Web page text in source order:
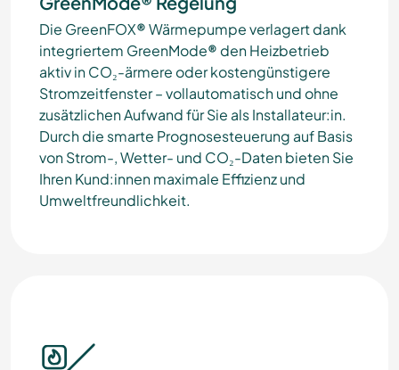
Die GreenFOX®Wärmepumpeverlagert dank
integriertem GreenMode® den Heizbetrieb
aktiv in CO₂-ärmere oder kostengünstigere
Stromzeitfenster – vollautomatisch und ohne
zusätzlichen Aufwand für Sie als Installateur:in.
Durch die smarte Prognosesteuerung auf Basis
von Strom-, Wetter- und CO₂-Daten bieten Sie
Ihren Kund:innen maximale Effizienz und
Umweltfreundlichkeit.